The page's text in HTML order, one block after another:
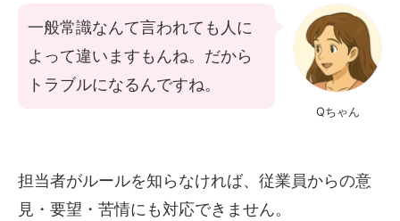
Qちゃん
一般常識なんて言われても人に
よって違いますもんね。だから
トラブルになるんですね。
担当者がルールを知らなければ、従業員からの意
見・要望・苦情にも対応できません。